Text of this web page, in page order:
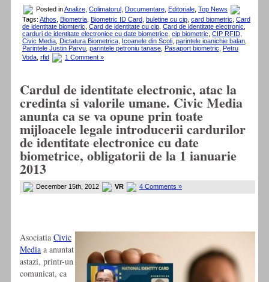
Posted inAnalize Colimatorul Documentare Editoriale Top News
Tags: Athos Biometria Biometric ID Card buletine cu cip card biometric Card
de identitate biomteric Card de identitate cu cip Card de identitate electronic
carduri de identitate electronice cu date biometrice cip biometric CIP RFID
Civic Media Dictatura Biometrica Icoanele din Scoli parintele ioanichie balan
Parintele Justin Parvu parintele petroniu tanase Pasaport biometric Petru
Voda rfid 1 Comment »
Cardul de identitate electronic, atac la
credinta si valorile umane. Civic Media
anunta ca se va opune prin toate
mijloacele legale introducerii cardurilor
de identitate electronice cu date
biometrice, obligatorii de la 1 ianuarie
2013
December 15th, 2012 VR 4 Comments »
Asociatia Civic
Media a anuntat
astazi, printr-un
comunicat, ca